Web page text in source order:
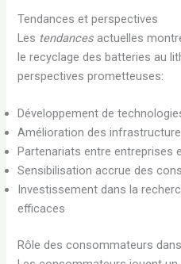
Tendances et perspectives
Les tendances actuelles
le recyclage des batteries au
perspectives prometteuses:
Développement de
Amélioration des
Partenariats entre entreprises
Sensibilisation accrue des
Investissement dans la
efficaces
Rôle des consommateurs